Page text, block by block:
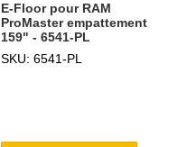
E-Floor pour RAM
ProMaster empattement
159" - 6541-PL
SKU: 6541-PL